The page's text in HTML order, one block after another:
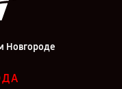
Новгороде